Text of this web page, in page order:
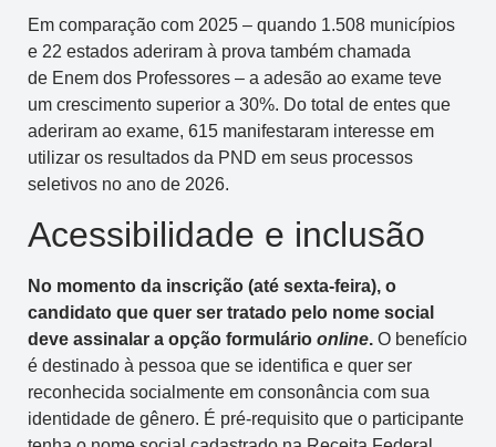
Em comparação com 2025 – quando 1.508 municípios
e 22 estados aderiram à prova também chamada
de Enem dos Professores – a adesão ao exame teve
um crescimento superior a 30%. Do total de entes que
aderiram ao exame, 615 manifestaram interesse em
utilizar os resultados da PND em seus processos
seletivos no ano de 2026.
Acessibilidade e inclusão
No momento da inscrição (até sexta-feira), o
candidato que quer ser tratado pelo nome social
deve assinalar a opção formulário online. O benefício
é destinado à pessoa que se identifica e quer ser
reconhecida socialmente em consonância com sua
identidade de gênero. É pré-requisito que o participante